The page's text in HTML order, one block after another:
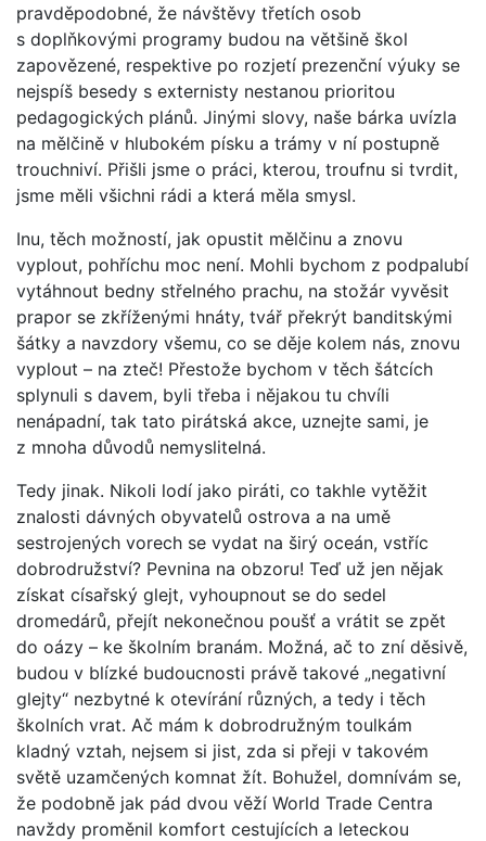
pravděpodobné, že návštěvy třetích osob
s doplňkovými programy budou na většině škol
zapovězené, respektive po rozjetí prezenční výuky se
nejspíš besedy s externisty nestanou prioritou
pedagogických plánů. Jinými slovy, naše bárka uvízla
na mělčině v hlubokém písku a trámy v ní postupně
trouchniví. Přišli jsme o práci, kterou, troufnu si tvrdit,
jsme měli všichni rádi a která měla smysl.
Inu, těch možností, jak opustit mělčinu a znovu
vyplout, pohříchu moc není. Mohli bychom z podpalubí
vytáhnout bedny střelného prachu, na stožár vyvěsit
prapor se zkříženými hnáty, tvář překrýt banditskými
šátky a navzdory všemu, co se děje kolem nás, znovu
vyplout – na zteč! Přestože bychom v těch šátcích
splynuli s davem, byli třeba i nějakou tu chvíli
nenápadní, tak tato pirátská akce, uznejte sami, je
z mnoha důvodů nemyslitelná.
Tedy jinak. Nikoli lodí jako piráti, co takhle vytěžit
znalosti dávných obyvatelů ostrova a na umě
sestrojených vorech se vydat na širý oceán, vstříc
dobrodružství? Pevnina na obzoru! Teď už jen nějak
získat císařský glejt, vyhoupnout se do sedel
dromedárů, přejít nekonečnou poušť a vrátit se zpět
do oázy – ke školním branám. Možná, ač to zní děsivě,
budou v blízké budoucnosti právě takové „negativní
glejty“ nezbytné k otevírání různých, a tedy i těch
školních vrat. Ač mám k dobrodružným toulkám
kladný vztah, nejsem si jist, zda si přeji v takovém
světě uzamčených komnat žít. Bohužel, domnívám se,
že podobně jak pád dvou věží World Trade Centra
navždy proměnil komfort cestujících a leteckou